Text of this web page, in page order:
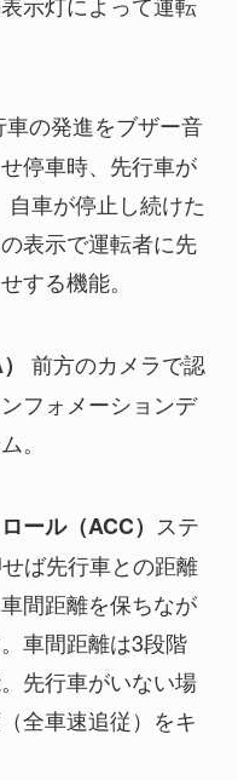
車の発進をブザー音
停車時、先行車が
車が停止し続けた
表示で運転者に先
する機能。
前方のカメラで認
フォメーションデ
。
ール（ACC） ステ
ば先行車との距離
間距離を保ちなが
車間距離は3段階
先行車がいない場
全車速追従）をキ